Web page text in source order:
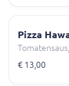
Pizza
€ 13,00